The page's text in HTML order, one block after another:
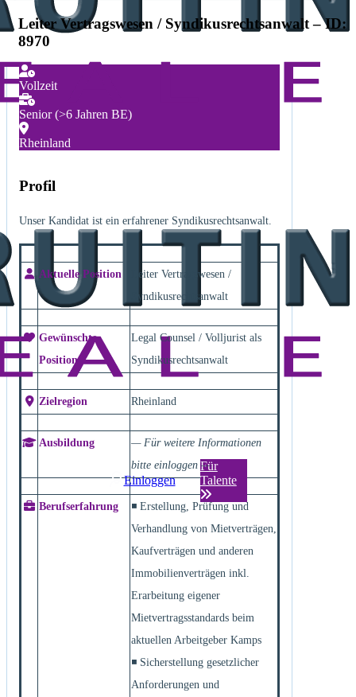
Einloggen
Für
Talente
Leiter Vertragswesen / Syndikusrechtsanwalt – ID:
8970
Vollzeit
Senior (>6 Jahren BE)
Rheinland
Profil
Unser Kandidat ist ein erfahrener Syndikusrechtsanwalt.
Aktuelle Position
Leiter Vertragswesen /
Syndikusrechtsanwalt
Gewünschte
Position
Legal Counsel / Volljurist als
Syndikusrechtsanwalt
Zielregion Rheinland
Ausbildung
— Für weitere Informationen
bitte einloggen —
Berufserfahrung
◾ Erstellung, Prüfung und
Verhandlung von Mietverträgen,
Kaufverträgen und anderen
Immobilienverträgen inkl.
Erarbeitung eigener
Mietvertragsstandards beim
aktuellen Arbeitgeber Kamps
◾ Sicherstellung gesetzlicher
Anforderungen und